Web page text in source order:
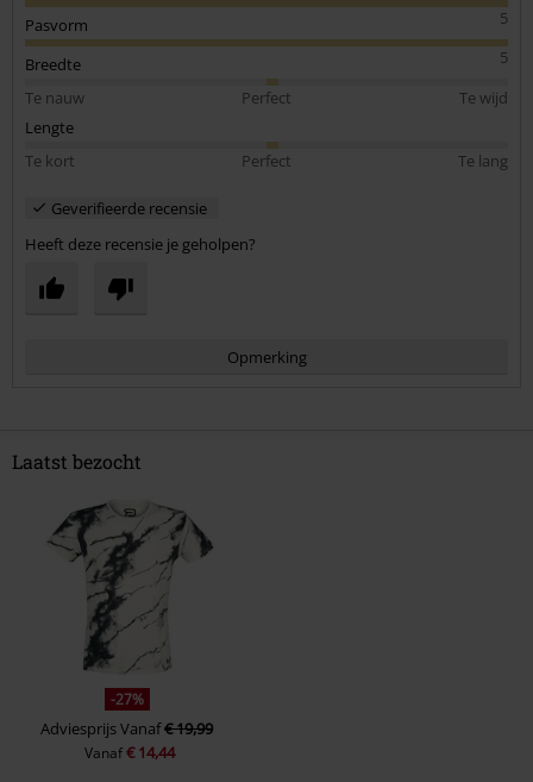
5
Pasvorm
5
Breedte
Te nauw
Perfect
Te wijd
Lengte
Te kort
Perfect Te lang
Geverifieerde recensie
Heeft deze recensie je geholpen?
Opmerking
Commentaar versturen
Laatst bezocht
-27%
AdviesprijsVanaf€ 19,99
Vanaf€ 14,44